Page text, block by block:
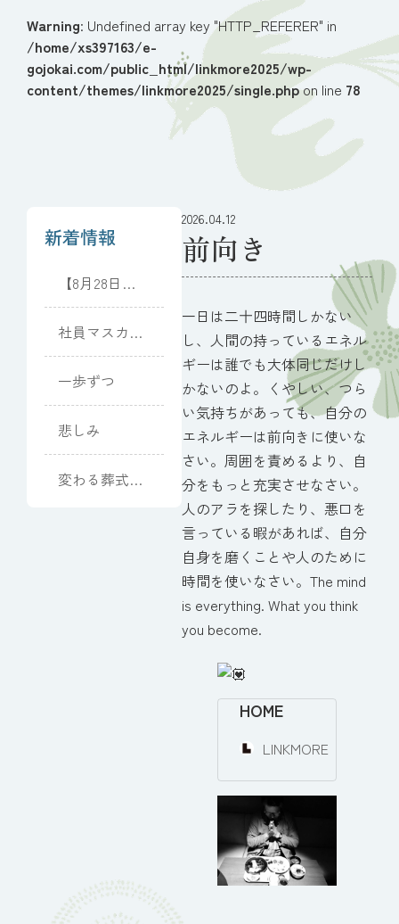
Warning: Undefined array key "HTTP_REFERER" in
/home/xs397163/e-
gojokai.com/public_html/linkmore2025/wp-
content/themes/linkmore2025/single.phpon line 78
新着情報
【8月28日
（金）開催】
向日葵と夏光
のピアノコン
社員マスカッ
ト(Muscat)
一歩ずつ
悲しみ
変わる葬式、
2026.04.12
前向き
一日は二十四時間しかない
し、人間の持っているエネル
ギーは誰でも大体同じだけし
かないのよ。くやしい、つら
い気持ちがあっても、自分の
エネルギーは前向きに使いな
さい。周囲を責めるより、自
分をもっと充実させなさい。
人のアラを探したり、悪口を
言っている暇があれば、自分
自身を磨くことや人のために
時間を使いなさい。The mind
is everything. What you think
you become.
HOME
LINKMORE